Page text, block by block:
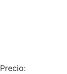
Precio: